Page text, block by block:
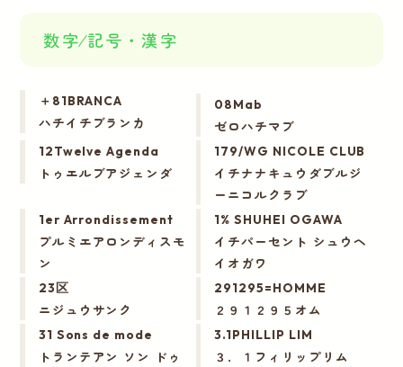
数字⁄記号・漢字
＋81BRANCA
ハチイチブランカ
08Mab
ゼロハチマブ
12Twelve Agenda
トゥエルブアジェンダ
179/WG NICOLE CLUB
イチナナキュウダブルジ
ーニコルクラブ
1er Arrondissement
プルミエアロンディスモ
ン
1% SHUHEI OGAWA
イチパーセント シュウヘ
イオガワ
23区
ニジュウサンク
291295=HOMME
２９１２９５オム
31 Sons de mode
トランテアン ソン ドゥ
3.1PHILLIP LIM
３．１フィリップリム